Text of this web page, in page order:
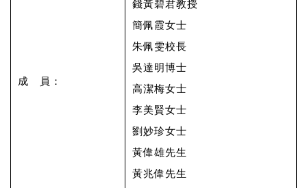
成 員：
錢黃碧君教授
簡佩霞女士
朱佩雯校長
吳達明博士
高潔梅女士
李美賢女士
劉妙珍女士
黃偉雄先生
黃兆偉先生